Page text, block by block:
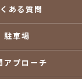
ある質問
駐車場
アプローチ